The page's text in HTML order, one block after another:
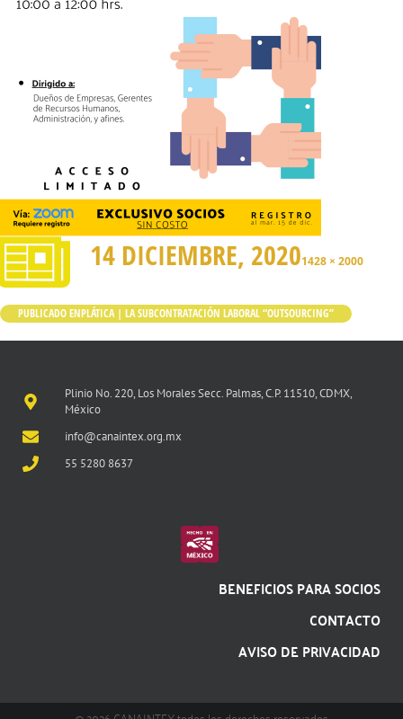
14 DICIEMBRE, 20201428 × 2000
PUBLICADO ENPLÁTICA | LA SUBCONTRATACIÓN LABORAL “OUTSOURCING”
Plinio No. 220, Los Morales Secc. Palmas, C.P. 11510, CDMX,
México
info@canaintex.org.mx
55 5280 8637
BENEFICIOS PARA SOCIOS
CONTACTO
AVISO DE PRIVACIDAD